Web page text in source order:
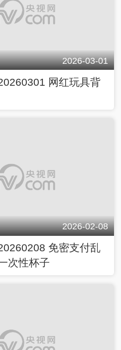
2026-03-01
网红玩具背
2026-02-08
免密支付乱
次性杯子